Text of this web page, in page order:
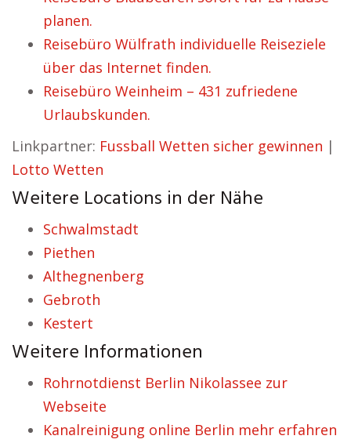
planen.
Reisebüro Wülfrath individuelle Reiseziele
über das Internet finden.
Reisebüro Weinheim – 431 zufriedene
Urlaubskunden.
Linkpartner: Fussball Wetten sicher gewinnen |
Lotto Wetten
Weitere Locations in der Nähe
Schwalmstadt
Piethen
Althegnenberg
Gebroth
Kestert
Weitere Informationen
Rohrnotdienst Berlin Nikolassee zur
Webseite
Kanalreinigung online Berlin mehr erfahren